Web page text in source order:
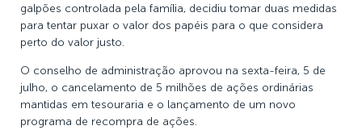
galpões controlada pela família, decidiu tomar duas medidas
para tentar puxar o valor dos papéis para o que considera
perto do valor justo.
O conselho de administração aprovou na sexta-feira, 5 de
julho, o cancelamento de 5 milhões de ações ordinárias
mantidas em tesouraria e o lançamento de um novo
programa de recompra de ações.